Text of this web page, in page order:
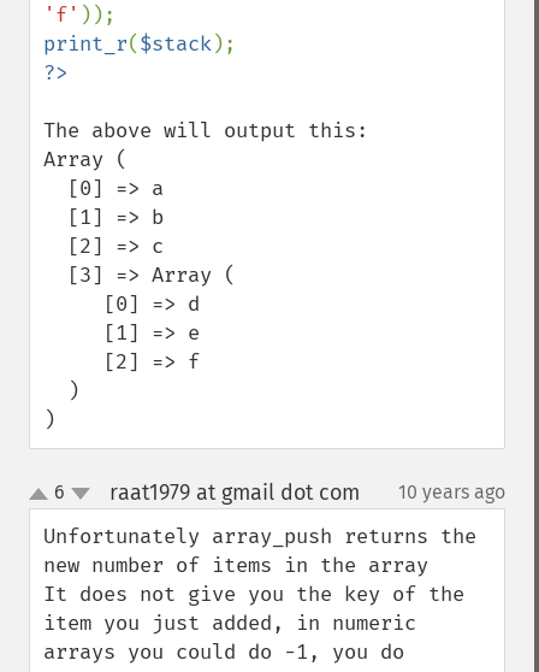
'f'
print_r($stack
The above will output this:
Array (
)
up
down
6 raat1979 at gmail dot com 10 years ago
Unfortunately array_push returns the
new number of items in the array
It does not give you the key of the
item you just added, in numeric
arrays you could do -1, you do